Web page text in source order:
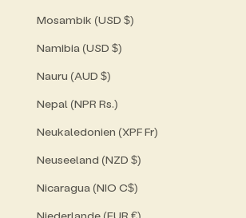
Mosambik (USD $)
Namibia (USD $)
Nauru (AUD $)
Nepal (NPR Rs.)
Neukaledonien (XPF Fr)
Neuseeland (NZD $)
Nicaragua (NIO C$)
Niederlande (EUR €)